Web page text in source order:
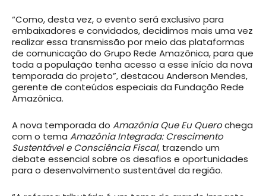
“Como, desta vez, o evento será exclusivo para
embaixadores e convidados, decidimos mais uma vez
realizar essa transmissão por meio das plataformas
de comunicação do Grupo Rede Amazônica, para que
toda a população tenha acesso a esse início da nova
temporada do projeto”, destacou Anderson Mendes,
gerente de conteúdos especiais da Fundação Rede
Amazônica.
A nova temporada do Amazônia Que Eu Querochega
com o tema Amazônia Integrada: Crescimento
Sustentável e Consciência Fiscal, trazendo um
debate essencial sobre os desafios e oportunidades
para o desenvolvimento sustentável da região.